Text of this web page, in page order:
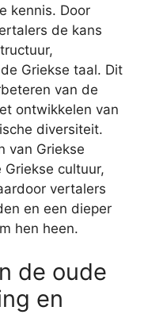
kennis. Door
de kans
Griekse taal. Dit
van de
ontwikkelen van
diversiteit.
van Griekse
cultuur,
vertalers
en een dieper
hen heen.
de oude
en